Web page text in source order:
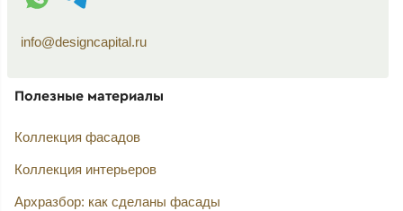
info@designcapital.ru
Полезные материалы
Коллекция фасадов
Коллекция интерьеров
Архразбор: как сделаны фасады